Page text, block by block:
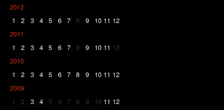
2012
1 2 3 4 5 6 7 8 9 10 11 12
2011
1 2 3 4 5 6 7 8 9 10 11 12
2010
1 2 3 4 5 6 7 8 9 10 11 12
2009
1 2 3 4 5 6 7 8 9 10 11 12